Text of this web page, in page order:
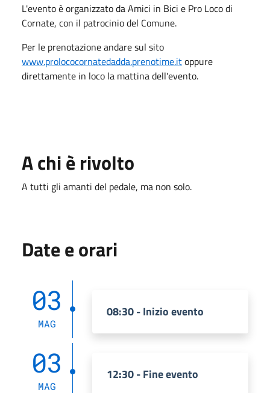
L'evento è organizzato da Amici in Bici e Pro Loco di
Cornate, con il patrocinio del Comune.
Per le prenotazione andare sul sito
www.prolococornatedadda.prenotime.itoppure
direttamente in loco la mattina dell'evento.
A chi è rivolto
A tutti gli amanti del pedale, ma non solo.
Date e orari
03
MAG
08:30 - Inizio evento
03
MAG
12:30 - Fine evento